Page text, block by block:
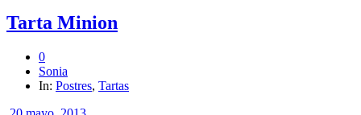
Tarta Minion
0
Sonia
In: Postres, Tartas